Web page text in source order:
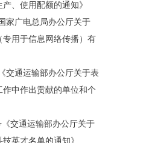
、使用配额的通知》
家广电总局办公厅关于
专用于信息网络传播）有
交通运输部办公厅关于表
中作出贡献的单位和个
交通运输部办公厅关于
英才名单的通知》